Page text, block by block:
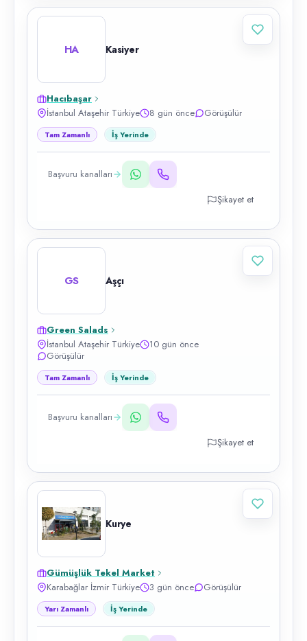
HA Kasiyer
Hacıbaşar
İstanbul Ataşehir Türkiye
8 gün önce Görüşülür
Tam Zamanlı İş Yerinde
Başvuru kanalları
Şikayet et
GS Aşçı
Green Salads
İstanbul Ataşehir Türkiye
10 gün önce
Görüşülür
Tam Zamanlı İş Yerinde
Başvuru kanalları
Şikayet et
Kurye
Gümüşlük Tekel Market
Karabağlar İzmir Türkiye
3 gün önce Görüşülür
Yarı Zamanlı İş Yerinde